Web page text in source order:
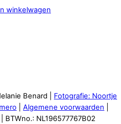
winkelwagen
Benard | Fotografie: Noortje
Algemene voorwaarden
BTWno.: NL196577767B02